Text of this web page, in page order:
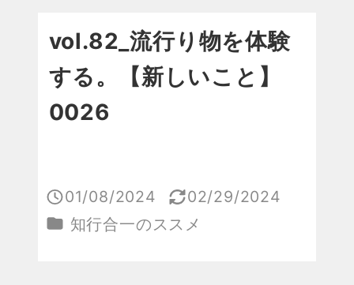
vol.82_流行り物を体験
する。【新しいこと】
0026
投稿日
01/08/2024
更新日
02/29/2024
カテゴリー
知行合一のススメ